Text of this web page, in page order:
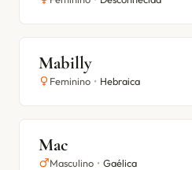
Mabilly
Feminino • Hebraica
Mac
Masculino • Gaélica